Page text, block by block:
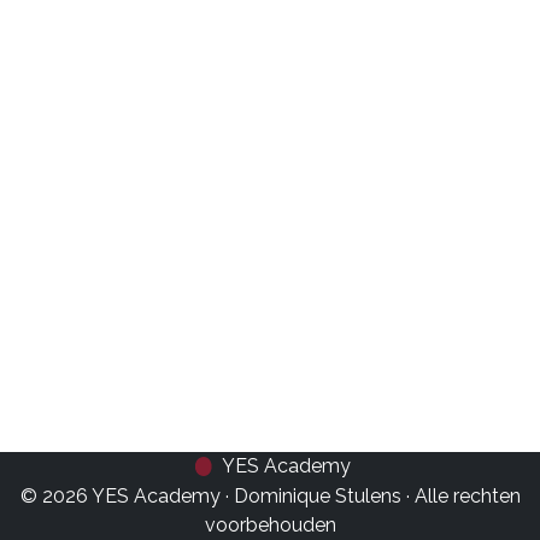
YES Academy
© 2026 YES Academy · Dominique Stulens · Alle rechten
voorbehouden